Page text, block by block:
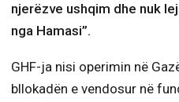
njerëzve ushqim dhe nuk
nga Hamasi”.
GHF-ja nisi operimin në
bllokadën e vendosur në